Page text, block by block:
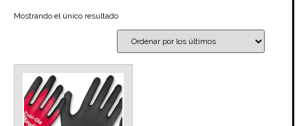
Mostrando el único resultado